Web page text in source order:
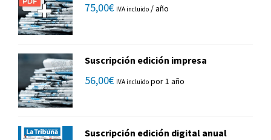
75,00€ IVA incluido / año
Suscripción edición impresa
56,00€ IVA incluido por 1 año
Suscripción edición digital anual